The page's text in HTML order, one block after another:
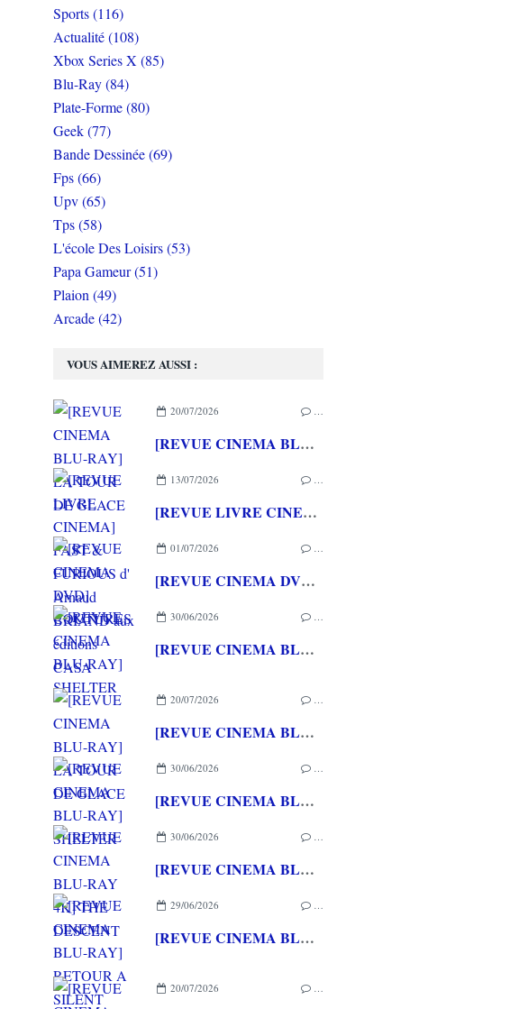
VOUS AIMEREZ AUSSI :
20/07/2026 …
[REVUE CINEMA BLU-RAY] LA TOUR DE GLACE
13/07/2026 …
[REVUE LIVRE CINEMA] FAST & FURIOUS d' Arnaud BRIAND aux éditions CASA
01/07/2026 …
[REVUE CINEMA DVD] COUTURES
30/06/2026 …
[REVUE CINEMA BLU-RAY] SHELTER
20/07/2026 …
[REVUE CINEMA BLU-RAY] LA TOUR DE GLACE
30/06/2026 …
[REVUE CINEMA BLU-RAY] SHELTER
30/06/2026 …
[REVUE CINEMA BLU-RAY 4K] THE DESCENT
29/06/2026 …
[REVUE CINEMA BLU-RAY] RETOUR A SILENT HILL
20/07/2026 …
Sports (116)
Actualité (108)
Xbox Series X (85)
Blu-Ray (84)
Plate-Forme (80)
Geek (77)
Bande Dessinée (69)
Fps (66)
Upv (65)
Tps (58)
L'école Des Loisirs (53)
Papa Gameur (51)
Plaion (49)
Arcade (42)